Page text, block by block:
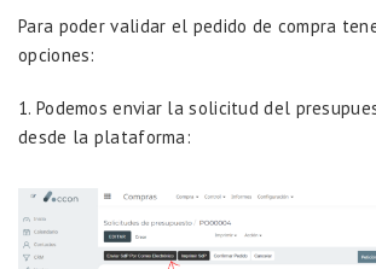
Para poder validar el pedido de compra
opciones:
1. Podemos enviar la solicitud del
desde la plataforma: